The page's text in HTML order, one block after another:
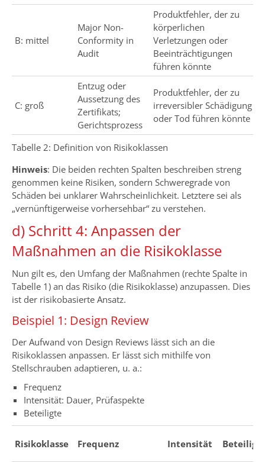
B: mittel
Major Non-
Conformity in
Audit
Produktfehler, der zu
körperlichen
Verletzungen oder
Beeinträchtigungen
führen könnte
C: groß
Entzug oder
Aussetzung des
Zertifikats;
Gerichtsprozess
Produktfehler, der zu
irreversibler Schädigung
oder Tod führen könnte
Tabelle 2: Definition von Risikoklassen
Hinweis: Die beiden rechten Spalten beschreiben streng
genommen keine Risiken, sondern Schweregrade von
Schäden bei unklarer Wahrscheinlichkeit. Letztere sei als
„vernünftigerweise vorhersehbar“ zu verstehen.
d) Schritt 4: Anpassen der
Maßnahmen an die Risikoklasse
Nun gilt es, den Umfang der Maßnahmen (rechte Spalte in
Tabelle 1) an das Risiko (die Risikoklasse) anzupassen. Dies
ist der risikobasierte Ansatz.
Beispiel 1: Design Review
Der Aufwand von Design Reviews lässt sich an die
Risikoklassen anpassen. Er lässt sich mithilfe von
Stellschrauben adaptieren, u. a.:
Frequenz
Intensität: Dauer, Prüfaspekte
Beteiligte
Risikoklasse Frequenz Intensität